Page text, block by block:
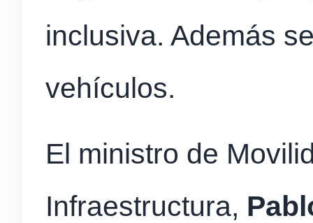
inclusiva. Además
vehículos.
El ministro de
Infraestructura,